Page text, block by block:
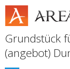
Grundstück
(angebot)